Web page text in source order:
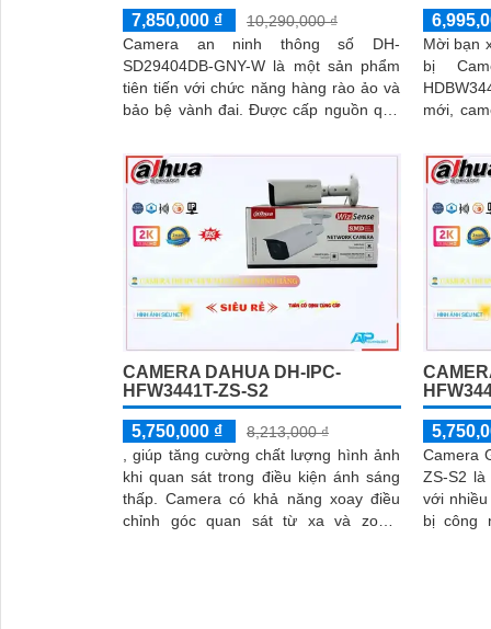
7,850,000 ₫
10,290,000 ₫
Camera an ninh thông số DH-
SD29404DB-GNY-W là một sản phẩm
tiên tiến với chức năng hàng rào ảo và
bảo bệ vành đai. Được cấp nguồn qua
chức năng nhận diện khuôn mặt thông
minh
Mời bạn
bị
HDBW3441R-
mới,
truyền
CAMERA DAHUA DH-IPC-
HFW3441T-ZS-S2
5,750,000 ₫
8,213,000 ₫
, giúp tăng cường chất lượng hình ảnh
khi quan sát trong điều kiện ánh sáng
thấp. Camera có khả năng xoay điều
chỉnh góc quan sát từ xa và zoom
Camera
ZS-S2
với nhiều
bị công